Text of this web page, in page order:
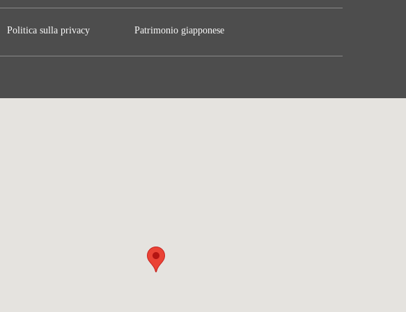
Politica sulla privacy Patrimonio giapponese